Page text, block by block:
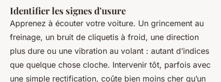
Identifier les signes d'usure
Apprenez à écouter votre voiture. Un grincement au
freinage, un bruit de cliquetis à froid, une direction
plus dure ou une vibration au volant : autant d’indices
que quelque chose cloche. Intervenir tôt, parfois avec
une simple rectification, coûte bien moins cher qu’un